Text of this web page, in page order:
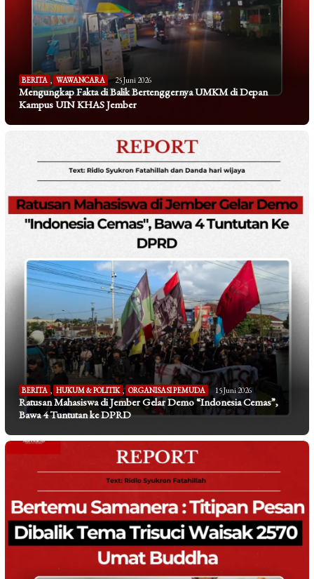
BERITA , WAWANCARA 25 Juni 2026
Mengungkap Fakta di Balik Bertenggernya UMKM di Depan
Kampus UIN KHAS Jember
BERITA , HUKUM & POLITIK , ORGANISASI PEMUDA 15 Juni 2026
Ratusan Mahasiswa di Jember Gelar Demo “Indonesia Cemas”,
Bawa 4 Tuntutan ke DPRD